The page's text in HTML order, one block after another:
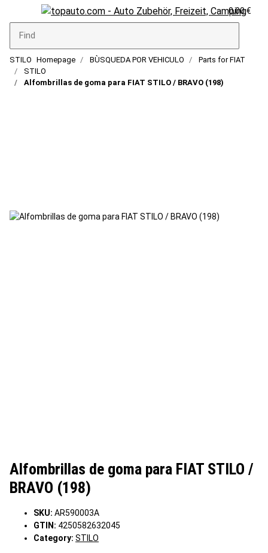
0,00 €
STILO Homepage BÙSQUEDA POR VEHICULO
Parts for FIAT
STILO
Alfombrillas de goma para FIAT STILO / BRAVO (198)
Alfombrillas de goma para FIAT STILO /
BRAVO (198)
SKU: AR590003A
GTIN: 4250582632045
Category: STILO